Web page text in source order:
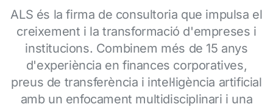
ALS és la firma de consultoria que impulsa el
creixement i la transformació d'empreses i
institucions. Combinem més de 15 anys
d'experiència en finances corporatives,
preus de transferència i intel·ligència artificial
amb un enfocament multidisciplinari i una